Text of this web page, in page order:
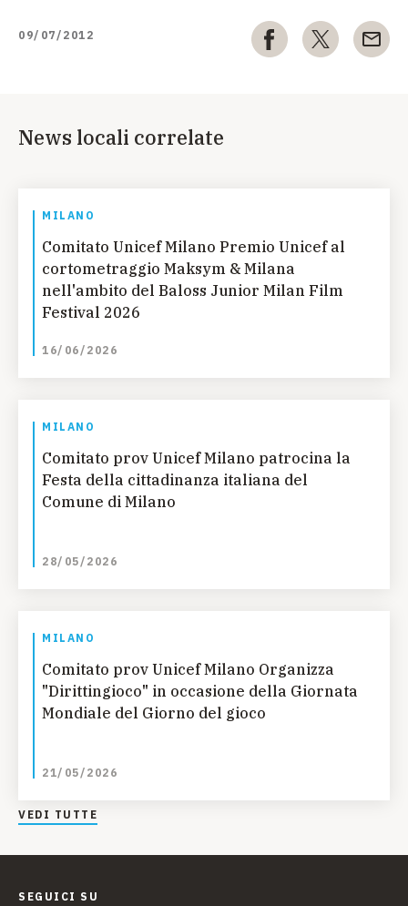
09/07/2012
News locali correlate
MILANO
Comitato Unicef Milano Premio Unicef al
cortometraggio Maksym & Milana
nell'ambito del Baloss Junior Milan Film
Festival 2026
16/06/2026
MILANO
Comitato prov Unicef Milano patrocina la
Festa della cittadinanza italiana del
Comune di Milano
28/05/2026
MILANO
Comitato prov Unicef Milano Organizza
"Dirittingioco" in occasione della Giornata
Mondiale del Giorno del gioco
21/05/2026
VEDI TUTTE
SEGUICI SU